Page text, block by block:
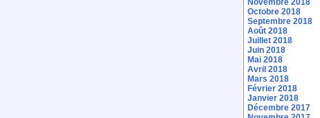
Novembre 2018
Octobre 2018
Septembre 2018
Août 2018
Juillet 2018
Juin 2018
Mai 2018
Avril 2018
Mars 2018
Février 2018
Janvier 2018
Décembre 2017